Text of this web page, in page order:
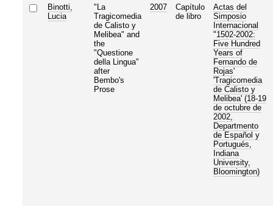
Binotti,
Lucia
"La
Tragicomedia
de Calisto y
Melibea" and
the
"Questione
della Lingua"
after
Bembo's
Prose
2007
Capítulo
de libro
Actas del
Simposio
Internacional
"1502-2002:
Five Hundred
Years of
Fernando de
Rojas'
'Tragicomedia
de Calisto y
Melibea' (18-19
de octubre de
2002,
Departmento
de Español y
Portugués,
Indiana
University,
Bloomington)